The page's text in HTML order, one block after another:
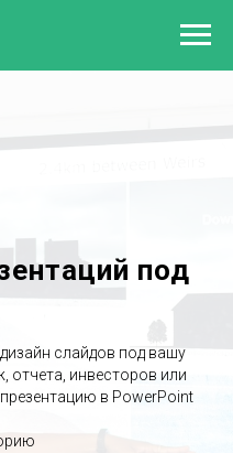
под
слайдов под вашу
отчета, инвесторов или
в PowerPoint